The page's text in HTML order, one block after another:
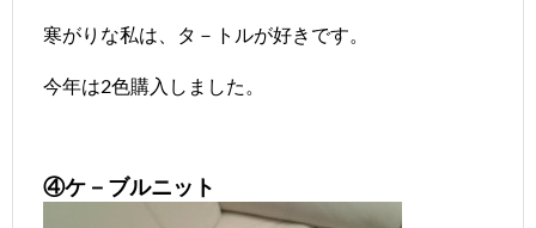
寒がりな私は、タ－トルが好きです。
今年は2色購入しました。
④ケ－ブルニット